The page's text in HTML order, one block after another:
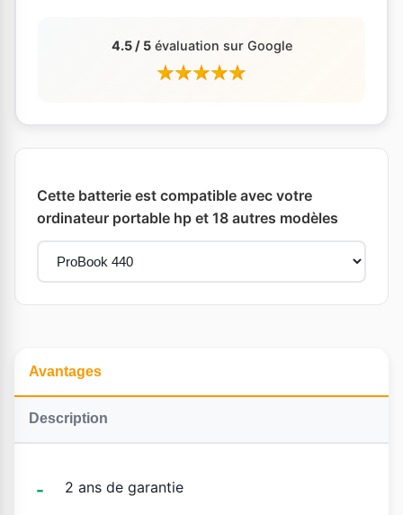
4.5 / 5évaluation sur Google
Cette batterie est compatible avec votre
ordinateur portable hp et 18 autres modèles
Avantages
Description
2 ans de garantie